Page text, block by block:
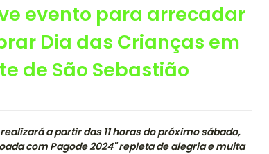
evento para arrecadar
Dia das Crianças em
de São Sebastião
a partir das 11 horas do próximo sábado,
com Pagode 2024" repleta de alegria e muita